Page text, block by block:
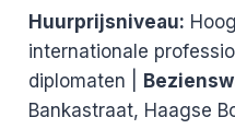
Huurprijsniveau:
internationale
diplomaten |
Bankastraat, Haagse